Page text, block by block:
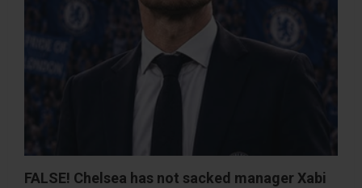
FALSE! Chelsea has not sacked manager Xabi